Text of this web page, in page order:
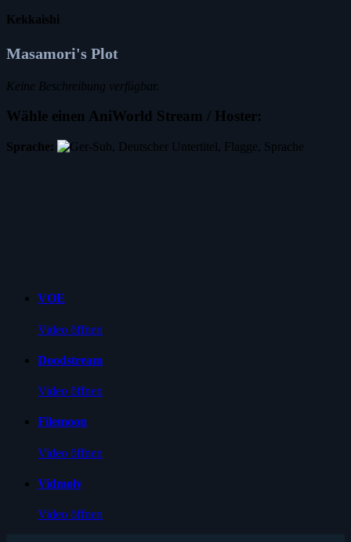
Kekkaishi
Masamori's Plot
Keine Beschreibung verfügbar.
Wähle einen AniWorld Stream / Hoster:
Sprache:
VOE
Video öffnen
Doodstream
Video öffnen
Filemoon
Video öffnen
Vidmoly
Video öffnen